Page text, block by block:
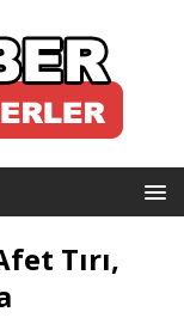
Tırı,